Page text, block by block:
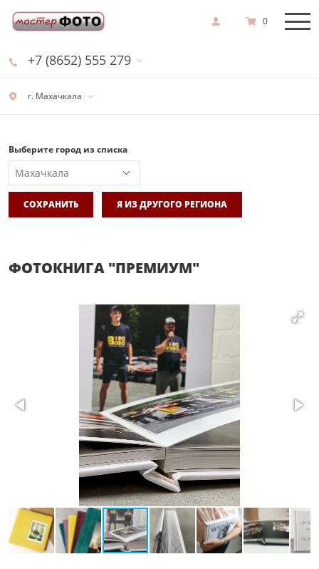
г. Махачкала
+7 (8652) 555 279
0
Выберите город из списка
СОХРАНИТЬ Я ИЗ ДРУГОГО РЕГИОНА
ФОТОКНИГА "ПРЕМИУМ"